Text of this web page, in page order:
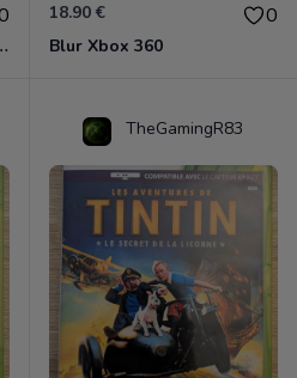
Xbox 360
18.90 € 0
Blur Xbox 360
TheGamingR83